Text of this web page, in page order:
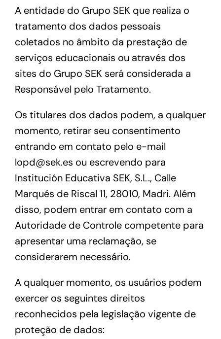
A entidade do Grupo SEK que realiza o
tratamento dos dados pessoais
coletados no âmbito da prestação de
serviços educacionais ou através dos
sites do Grupo SEK será considerada a
Responsável pelo Tratamento.
Os titulares dos dados podem, a qualquer
momento, retirar seu consentimento
entrando em contato pelo e-mail
lopd@sek.es ou escrevendo para
Institución Educativa SEK, S.L., Calle
Marqués de Riscal 11, 28010, Madri. Além
disso, podem entrar em contato com a
Autoridade de Controle competente para
apresentar uma reclamação, se
considerarem necessário.
A qualquer momento, os usuários podem
exercer os seguintes direitos
reconhecidos pela legislação vigente de
proteção de dados: